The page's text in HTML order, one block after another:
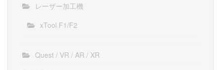
レーザー加工機
xTool F1/F2
Quest / VR / AR / XR